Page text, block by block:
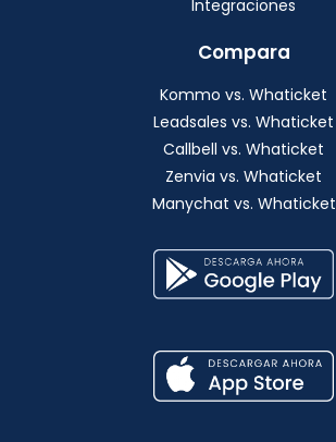
Integraciones
Compara
Kommo vs. Whaticket
Leadsales vs. Whaticket
Callbell vs. Whaticket
Zenvia vs. Whaticket
Manychat vs. Whaticket